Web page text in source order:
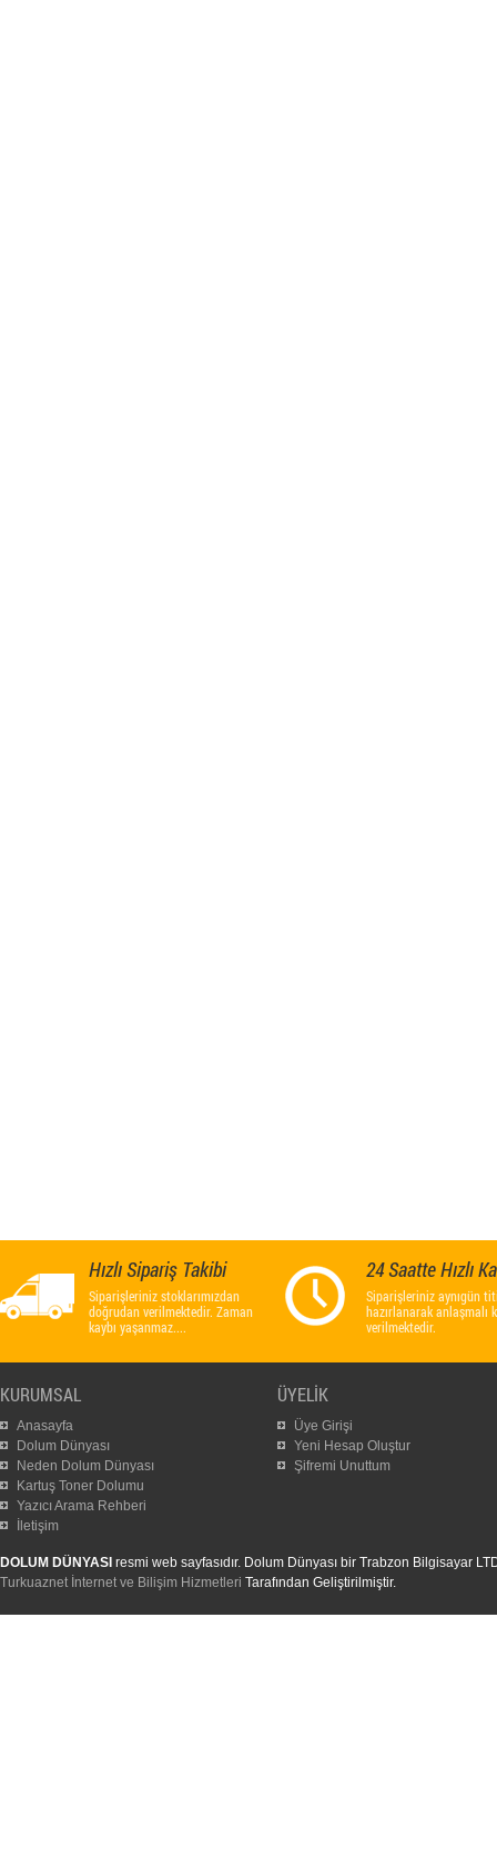
Hızlı Sipariş Takibi
Siparişleriniz stoklarımızdan
doğrudan verilmektedir. Zaman
kaybı yaşanmaz....
24 Saatte Hızlı
Siparişleriniz aynıgün
hazırlanarak anlaşmalı
verilmektedir.
KURUMSAL
Anasayfa
Dolum Dünyası
Neden Dolum Dünyası
Kartuş Toner Dolumu
Yazıcı Arama Rehberi
İletişim
ÜYELİK
Üye Girişi
Yeni Hesap Oluştur
Şifremi Unuttum
DOLUM DÜNYASI resmi web sayfasıdır. Dolum Dünyası bir Trabzon Bilgisayar
Turkuaznet İnternet ve Bilişim Hizmetleri Tarafından Geliştirilmiştir.